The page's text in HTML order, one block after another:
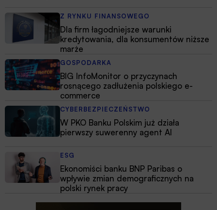
Z RYNKU FINANSOWEGO
Dla firm łagodniejsze warunki
kredytowania, dla konsumentów niższe
marże
GOSPODARKA
BIG InfoMonitor o przyczynach
rosnącego zadłużenia polskiego e-
commerce
CYBERBEZPIECZEŃSTWO
W PKO Banku Polskim już działa
pierwszy suwerenny agent AI
ESG
Ekonomiści banku BNP Paribas o
wpływie zmian demograficznych na
polski rynek pracy